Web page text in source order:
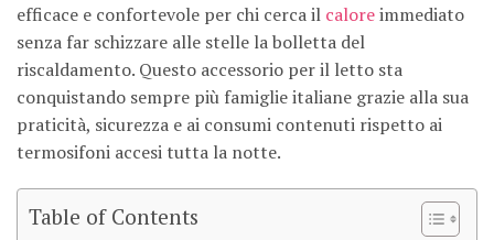
efficace e confortevole per chi cerca il caloreimmediato
senza far schizzare alle stelle la bolletta del
riscaldamento. Questo accessorio per il letto sta
conquistando sempre più famiglie italiane grazie alla sua
praticità, sicurezza e ai consumi contenuti rispetto ai
termosifoni accesi tutta la notte.
Table of Contents